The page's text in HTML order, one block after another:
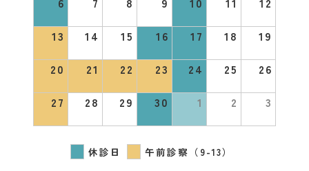
13
14 15 16 17 18
19
20
21 22 23 24 25
26
27
28 29 30 1 2 3
休診日 午前診察（9-13）